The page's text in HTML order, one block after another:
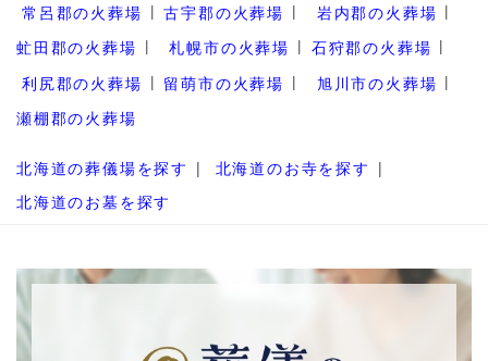
常呂郡の火葬場
古宇郡の火葬場
岩内郡の火葬場
虻田郡の火葬場
札幌市の火葬場
石狩郡の火葬場
利尻郡の火葬場
留萌市の火葬場
旭川市の火葬場
瀬棚郡の火葬場
北海道の葬儀場を探す
北海道のお寺を探す
北海道のお墓を探す